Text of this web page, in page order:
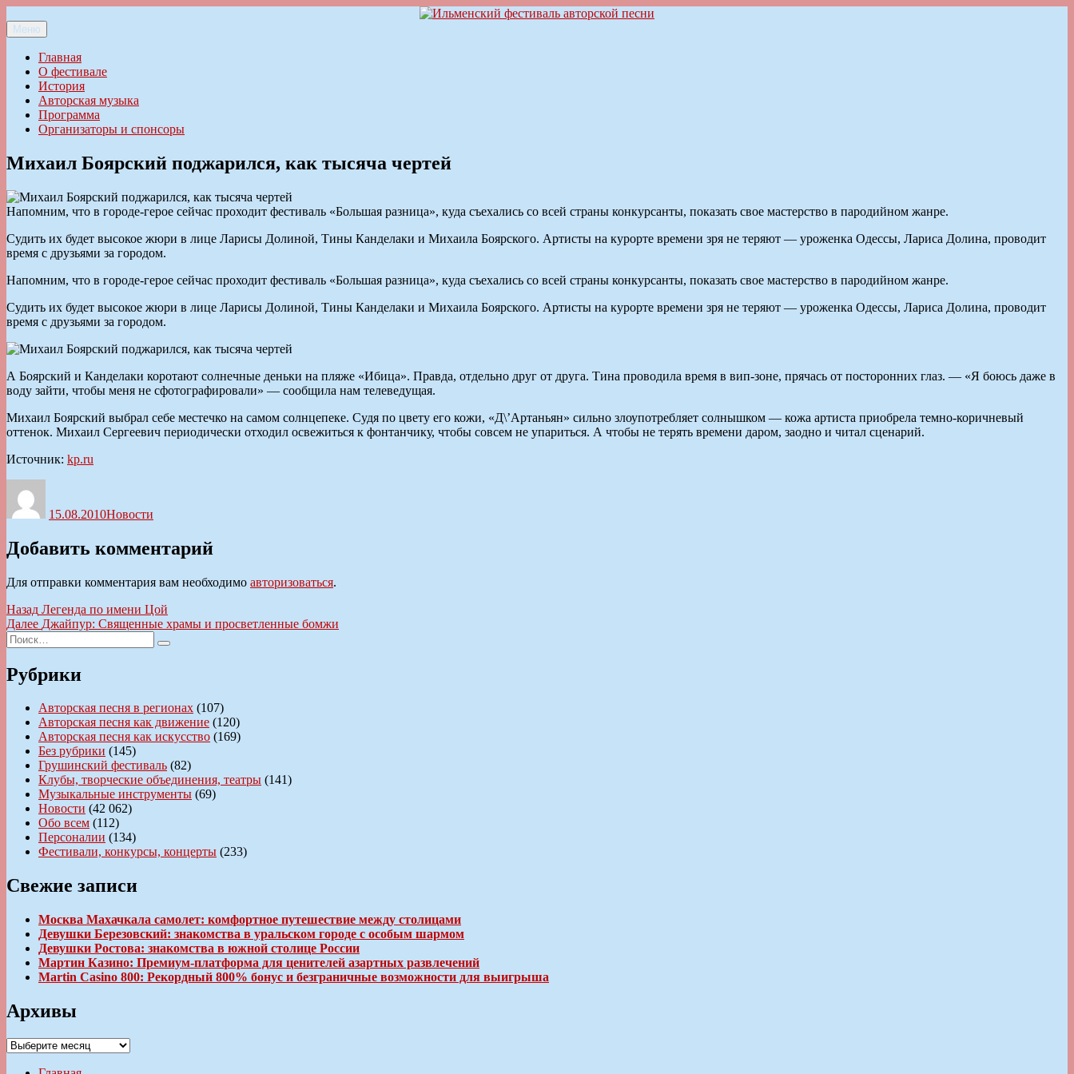
к
содержимому
Ильменский фестиваль авторской песни
Меню
Главная
О фестивале
История
Авторская музыка
Программа
Организаторы и спонсоры
Михаил Боярский поджарился, как тысяча чертей
Напомним, что в городе-герое сейчас проходит фестиваль «Большая разница», куда съехались со всей страны конкурсанты, показать свое мастерство в пародийном жанре.
Судить их будет высокое жюри в лице Ларисы Долиной, Тины Канделаки и Михаила Боярского. Артисты на курорте времени зря не теряют — уроженка Одессы, Лариса Долина, проводит
время с друзьями за городом.
Напомним, что в городе-герое сейчас проходит фестиваль «Большая разница», куда съехались со всей страны конкурсанты, показать свое мастерство в пародийном жанре.
Судить их будет высокое жюри в лице Ларисы Долиной, Тины Канделаки и Михаила Боярского. Артисты на курорте времени зря не теряют — уроженка Одессы, Лариса Долина, проводит
время с друзьями за городом.
А Боярский и Канделаки коротают солнечные деньки на пляже «Ибица». Правда, отдельно друг от друга. Тина проводила время в вип-зоне, прячась от посторонних глаз. — «Я боюсь даже в
воду зайти, чтобы меня не сфотографировали» — сообщила нам телеведущая.
Михаил Боярский выбрал себе местечко на самом солнцепеке. Судя по цвету его кожи, «Д\’Артаньян» сильно злоупотребляет солнышком — кожа артиста приобрела темно-коричневый
оттенок. Михаил Сергеевич периодически отходил освежиться к фонтанчику, чтобы совсем не упариться. А чтобы не терять времени даром, заодно и читал сценарий.
Источник: kp.ru
15.08.2010Новости
Добавить комментарий
Для отправки комментария вам необходимо авторизоваться.
Навигация
по
записям
Назад Предыдущая
запись:
Легенда по имени Цой
Далее Следующая
Джайпур: Священные храмы и просветленные бомжи
Искать:
Поиск
Рубрики
Авторская песня в регионах (107)
Авторская песня как движение (120)
Авторская песня как искусство (169)
Без рубрики (145)
Грушинский фестиваль (82)
Клубы, творческие объединения, театры (141)
Музыкальные инструменты (69)
Новости (42 062)
Обо всем (112)
Персоналии (134)
Фестивали, конкурсы, концерты (233)
Свежие записи
Москва Махачкала самолет: комфортное путешествие между столицами
Девушки Березовский: знакомства в уральском городе с особым шармом
Девушки Ростова: знакомства в южной столице России
Мартин Казино: Премиум-платформа для ценителей азартных развлечений
Martin Casino 800: Рекордный 800% бонус и безграничные возможности для выигрыша
Архивы
Архивы